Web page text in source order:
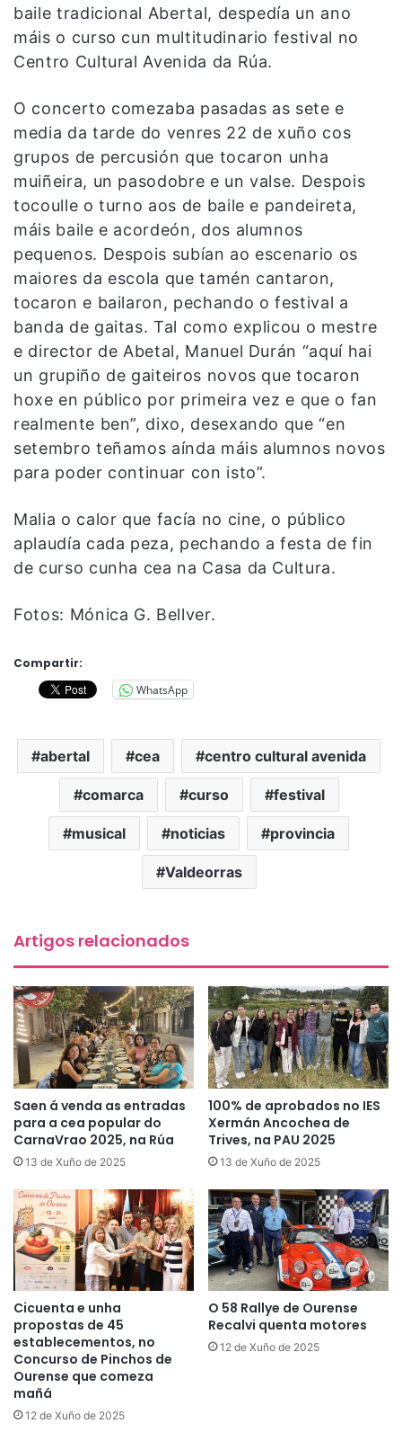
baile tradicional Abertal, despedía un ano
máis o curso cun multitudinario festival no
Centro Cultural Avenida da Rúa.
O concerto comezaba pasadas as sete e
media da tarde do venres 22 de xuño cos
grupos de percusión que tocaron unha
muiñeira, un pasodobre e un valse. Despois
tocoulle o turno aos de baile e pandeireta,
máis baile e acordeón, dos alumnos
pequenos. Despois subían ao escenario os
maiores da escola que tamén cantaron,
tocaron e bailaron, pechando o festival a
banda de gaitas. Tal como explicou o mestre
e director de Abetal, Manuel Durán “aquí hai
un grupiño de gaiteiros novos que tocaron
hoxe en público por primeira vez e que o fan
realmente ben”, dixo, desexando que “en
setembro teñamos aínda máis alumnos novos
para poder continuar con isto”.
Malia o calor que facía no cine, o público
aplaudía cada peza, pechando a festa de fin
de curso cunha cea na Casa da Cultura.
Fotos: Mónica G. Bellver.
Compartir:
WhatsApp
abertal cea centro cultural avenida
comarca curso festival
musical noticias provincia
Valdeorras
Artigos relacionados
Saen á venda as entradas
para a cea popular do
CarnaVrao 2025, na Rúa
13 de Xuño de 2025
100% de aprobados no IES
Xermán Ancochea de
Trives, na PAU 2025
13 de Xuño de 2025
Cicuenta e unha
propostas de 45
establecementos, no
Concurso de Pinchos de
Ourense que comeza
mañá
12 de Xuño de 2025
O 58 Rallye de Ourense
Recalvi quenta motores
12 de Xuño de 2025